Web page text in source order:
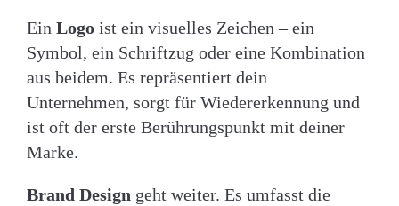
Ein Logoist ein visuelles Zeichen – ein
Symbol, ein Schriftzug oder eine Kombination
aus beidem. Es repräsentiert dein
Unternehmen, sorgt für Wiedererkennung und
ist oft der erste Berührungspunkt mit deiner
Marke.
Brand Designgeht weiter. Es umfasst die